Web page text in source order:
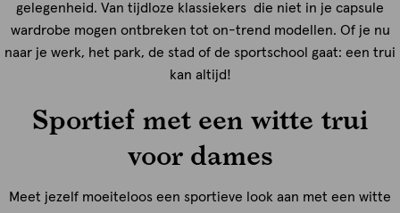
gelegenheid. Van tijdloze klassiekers die niet in je capsule
wardrobe mogen ontbreken tot on-trend modellen. Of je nu
naar je werk, het park, de stad of de sportschool gaat: een trui
kan altijd!
Sportief met een witte trui
voor dames
Meet jezelf moeiteloos een sportieve look aan met een witte